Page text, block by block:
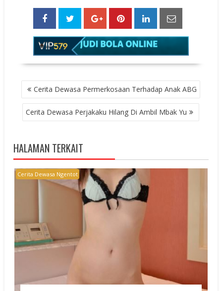
POST
NAVIGATION
Cerita Dewasa Permerkosaan Terhadap Anak ABG
Cerita Dewasa Perjakaku Hilang Di Ambil Mbak Yu
HALAMAN TERKAIT
Cerita Dewasa Ngentot